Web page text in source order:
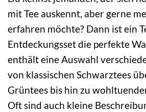
mit Tee auskennt, aber gerne
erfahren möchte? Dann ist ein
Entdeckungsset die perfekte
enthält eine Auswahl
von klassischen Schwarztees
Grüntees bis hin zu
Oft sind auch kleine